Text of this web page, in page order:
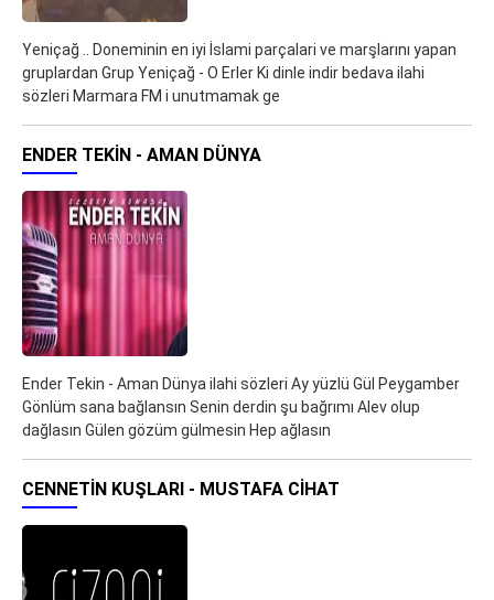
Yeniçağ .. Doneminin en iyi İslami parçalari ve marşlarını yapan
gruplardan Grup Yeniçağ - O Erler Ki dinle indir bedava ilahi
sözleri Marmara FM i unutmamak ge
ENDER TEKIN - AMAN DÜNYA
Ender Tekin - Aman Dünya ilahi sözleri Ay yüzlü Gül Peygamber
Gönlüm sana bağlansın Senin derdin şu bağrımı Alev olup
dağlasın Gülen gözüm gülmesin Hep ağlasın
CENNETIN KUŞLARI - MUSTAFA CIHAT